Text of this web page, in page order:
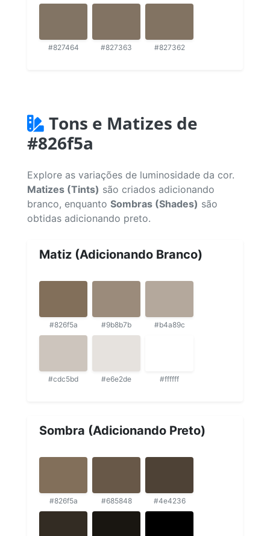
#827464 #827363 #827362
Tons e Matizes de
#826f5a
Explore as variações de luminosidade da cor.
Matizes (Tints) são criados adicionando
branco, enquanto Sombras (Shades) são
obtidas adicionando preto.
Matiz (Adicionando Branco)
#826f5a #9b8b7b #b4a89c
#cdc5bd #e6e2de #ffffff
Sombra (Adicionando Preto)
#826f5a #685848 #4e4236